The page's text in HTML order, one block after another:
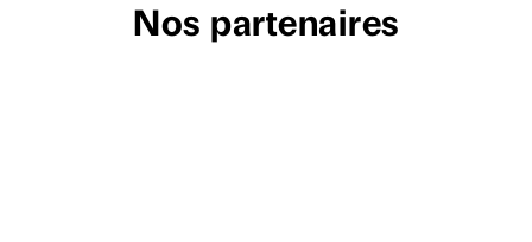
Nos partenaires